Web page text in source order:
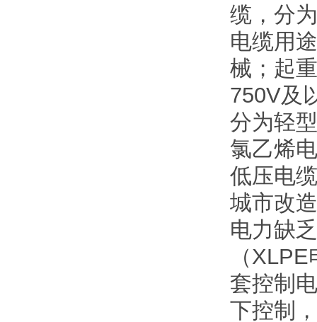
缆，分
电缆用
械；起
750V及
分为轻
氯乙烯
低压电
城市改
电力缺
（
套控制
下控制